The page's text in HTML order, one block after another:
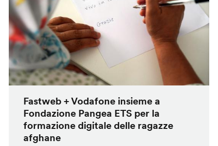
Fastweb + Vodafone insieme a
Fondazione Pangea ETS per la
formazione digitale delle ragazze
afghane